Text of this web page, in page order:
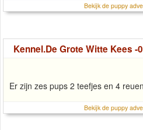
Bekijk de puppy
Kennel.De Grote Witte Kees
Er zijn zes pups 2 teefjes en 4
Bekijk de puppy